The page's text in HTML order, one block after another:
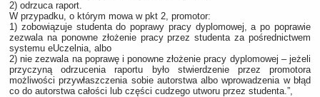
2) odrzuca raport.
W przypadku, o którym mowa w pkt 2, promotor:
1) zobowiązuje studenta do poprawy pracy dyplomowej, a po poprawie
zezwala na ponowne złożenie pracy przez studenta za pośrednictwem
systemu eUczelnia, albo
2) nie zezwala na poprawę i ponowne złożenie pracy dyplomowej – jeżeli
przyczyną odrzucenia raportu było stwierdzenie przez promotora
możliwości przywłaszczenia sobie autorstwa albo wprowadzenia w błąd
co do autorstwa całości lub części cudzego utworu przez studenta.”,